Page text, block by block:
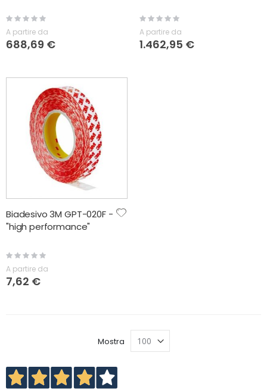
Rating:
A partire da
688,69 €
Rating:
A partire da
1.462,95 €
Biadesivo 3M GPT-020F -
"high performance"
Rating:
A partire da
7,62 €
Mostra